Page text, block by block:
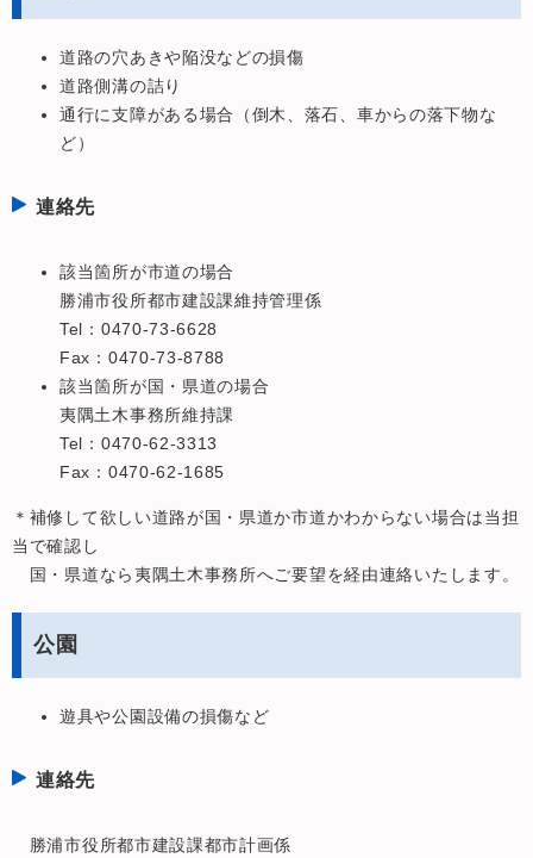
道路の穴あきや陥没などの損傷
道路側溝の詰り
通行に支障がある場合（倒木、落石、車からの落下物な
ど）
連絡先
該当箇所が市道の場合
勝浦市役所都市建設課維持管理係
Tel：0470-73-6628
​Fax：0470-73-8788
該当箇所が国・県道の場合
夷隅土木事務所維持課
Tel：0470-62-3313
​Fax：0470-62-1685
＊補修して欲しい道路が国・県道か市道かわからない場合は当担
当で確認し
国・県道なら夷隅土木事務所へご要望を経由連絡いたします。
公園
遊具や公園設備の損傷など
連絡先
勝浦市役所都市建設課都市計画係